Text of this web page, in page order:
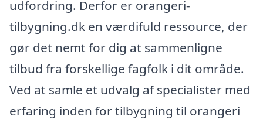
udfordring. Derfor er orangeri-
tilbygning.dk en værdifuld ressource, der
gør det nemt for dig at sammenligne
tilbud fra forskellige fagfolk i dit område.
Ved at samle et udvalg af specialister med
erfaring inden for tilbygning til orangeri